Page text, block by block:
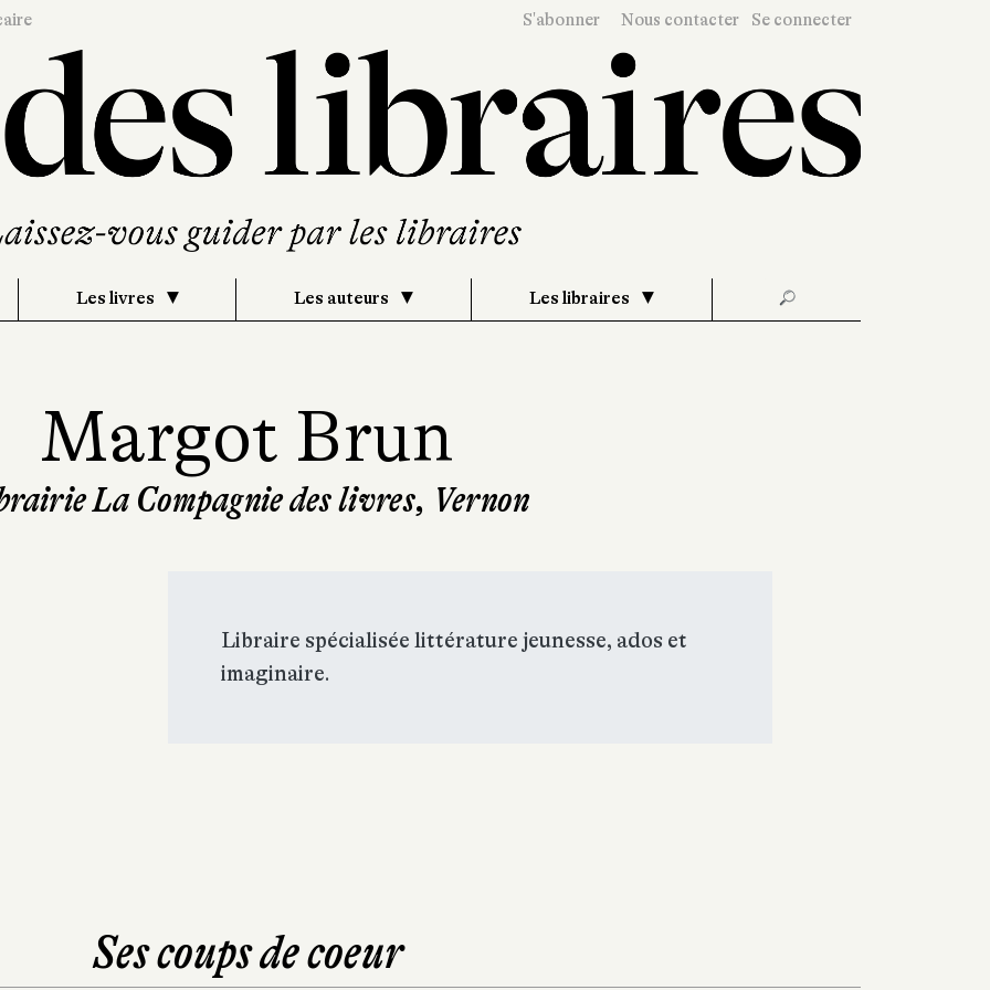
S'abonner Nous contacter Se connecter
Les livres Les auteurs Les libraires 🔎
Margot Brun
La Compagnie des livres, Vernon
Libraire spécialisée littérature jeunesse, ados et
imaginaire.
Ses coups de coeur